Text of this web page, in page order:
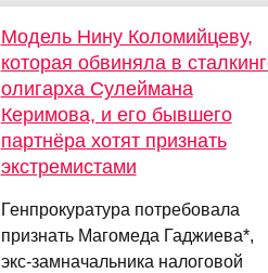
Модель Нину Коломийцеву,
которая обвиняла в
олигарха Сулеймана
Керимова, и его бывшего
партнёра хотят признать
экстремистами
Генпрокуратура потребовала
признать Магомеда Гаджиева*,
экс-замначальника налоговой